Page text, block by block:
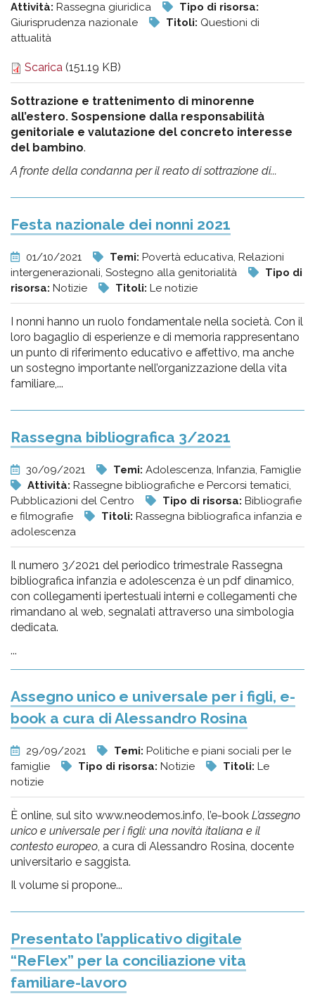
Attività: Rassegna giuridica
Tipo di risorsa:
Giurisprudenza nazionale
Titoli: Questioni di
attualità
Scarica (151.19 KB)
Sottrazione e trattenimento di minorenne
all’estero. Sospensione dalla responsabilità
genitoriale e valutazione del concreto interesse
del bambino.
A fronte della condanna per il reato di sottrazione di...
Festa nazionale dei nonni 2021
01/10/2021 Temi: Povertà educativa, Relazioni
intergenerazionali, Sostegno alla genitorialità
Tipo di
risorsa: Notizie Titoli: Le notizie
I nonni hanno un ruolo fondamentale nella società. Con il
loro bagaglio di esperienze e di memoria rappresentano
un punto di riferimento educativo e affettivo, ma anche
un sostegno importante nell’organizzazione della vita
familiare,...
Rassegna bibliografica 3/2021
30/09/2021 Temi: Adolescenza, Infanzia, Famiglie
Attività: Rassegne bibliografiche e Percorsi tematici,
Pubblicazioni del Centro
Tipo di risorsa: Bibliografie
e filmografie
Titoli: Rassegna bibliografica infanzia e
adolescenza
Il numero 3/2021 del periodico trimestrale Rassegna
bibliografica infanzia e adolescenza è un pdf dinamico,
con collegamenti ipertestuali interni e collegamenti che
rimandano al web, segnalati attraverso una simbologia
dedicata.
...
Assegno unico e universale per i figli, e-
book a cura di Alessandro Rosina
29/09/2021 Temi: Politiche e piani sociali per le
famiglie
Tipo di risorsa: Notizie Titoli: Le
notizie
È online, sul sito www.neodemos.info, l’e-book L’assegno
unico e universale per i figli: una novità italiana e il
contesto europeo, a cura di Alessandro Rosina, docente
universitario e saggista.
Il volume si propone...
Presentato l’applicativo digitale
“ReFlex” per la conciliazione vita
familiare-lavoro